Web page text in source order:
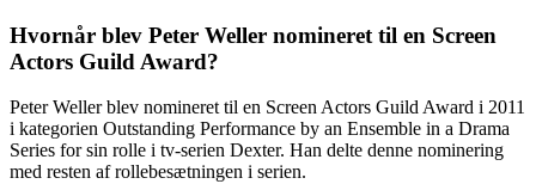
Hvornår blev Peter Weller nomineret til en Screen
Actors Guild Award?
Peter Weller blev nomineret til en Screen Actors Guild Award i 2011
i kategorien Outstanding Performance by an Ensemble in a Drama
Series for sin rolle i tv-serien Dexter. Han delte denne nominering
med resten af rollebesætningen i serien.